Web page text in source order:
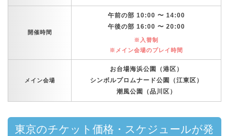
開催時間
午前の部 10:00 〜 14:00
午後の部 16:00 〜 20:00
※入替制
※メイン会場のプレイ時間
メイン会場
お台場海浜公園（港区）
シンボルプロムナード公園（江東区）
潮風公園（品川区）
東京のチケット価格・スケジュールが発